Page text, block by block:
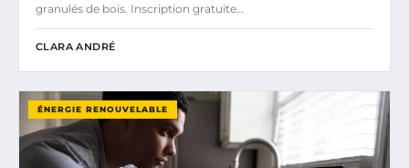
granulés de bois. Inscription gratuite…
CLARA ANDRÉ
ÉNERGIE RENOUVELABLE